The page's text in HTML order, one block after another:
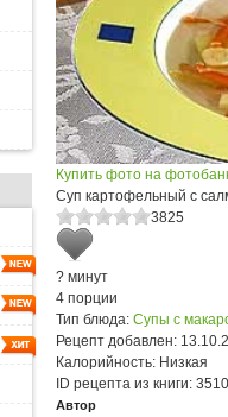
Купить фото на
Суп картофельный с
3825
? минут
4 порции
Тип блюда: Супы с
Рецепт добавлен:
Калорийность: Низкая
ID рецепта из книги:
Автор